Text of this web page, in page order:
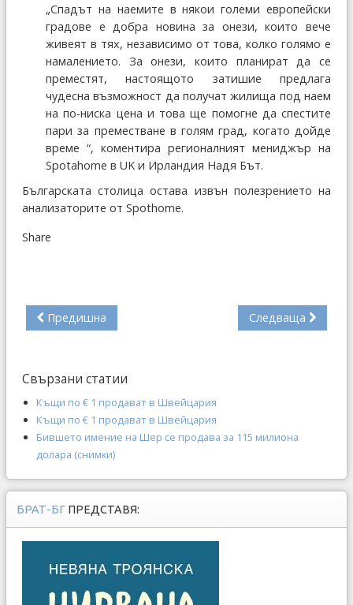
„Спадът на наемите в някои големи европейски
градове е добра новина за онези, които вече
живеят в тях, независимо от това, колко голямо е
намалението. За онези, които планират да се
преместят, настоящото затишие предлага
чудесна възможност да получат жилища под наем
на по-ниска цена и това ще помогне да спестите
пари за преместване в голям град, когато дойде
време “, коментира регионалният мениджър на
Spotahome в UK и Ирландия Надя Бът.
Българската столица остава извън полезрението на
анализаторите от Spothome.
Share
Предишна Следваща
Свързани статии
Къщи по € 1 продават в Швейцария
Къщи по € 1 продават в Швейцария
Бившето имение на Шер се продава за 115 милиона
долара (снимки)
БРАТ-БГ ПРЕДСТАВЯ: